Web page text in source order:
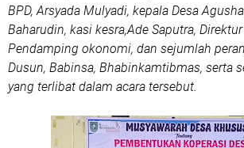
BPD, Arsyada Mulyadi, kepala Desa
Baharudin, kasi kesra,Ade Saputra, Direktur
Pendamping okonomi, dan sejumlah
Dusun, Babinsa, Bhabinkamtibmas, serta
yang terlibat dalam acara tersebut.